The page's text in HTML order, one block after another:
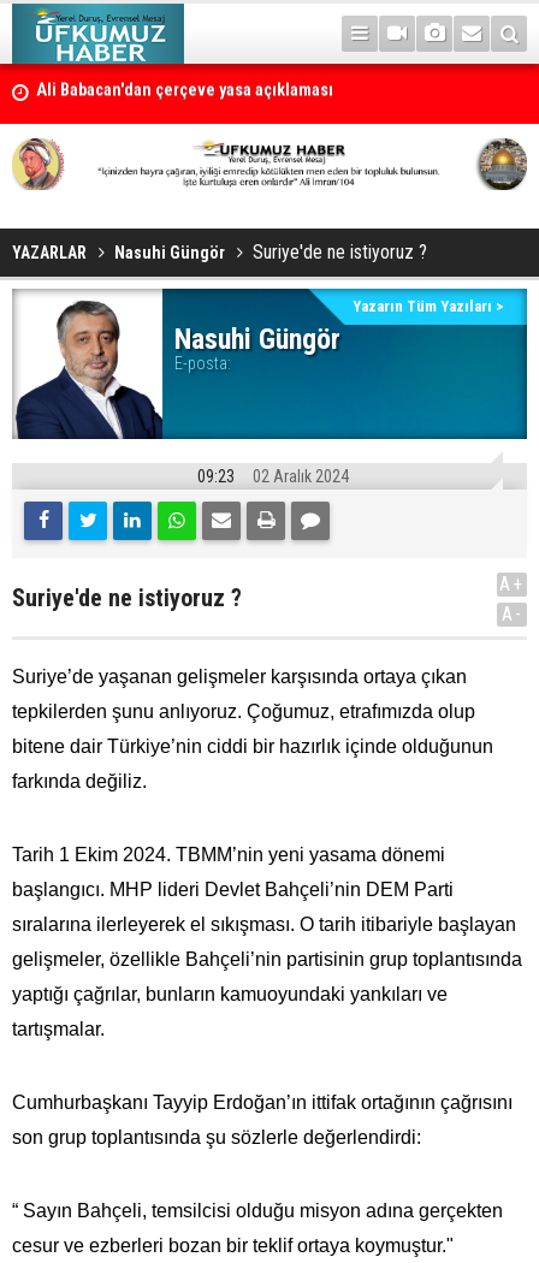
Ali Babacan'dan çerçeve yasa açıklaması
Petrol erzan bû
YAZARLAR Nasuhi Güngör Suriye'de ne istiyoruz ?
Nasuhi Güngör
E-posta:
Yazarın Tüm Yazıları >
09:23 02 Aralık 2024
Suriye'de ne istiyoruz ?
A+
A-
Suriye’de yaşanan gelişmeler karşısında ortaya çıkan
tepkilerden şunu anlıyoruz. Çoğumuz, etrafımızda olup
bitene dair Türkiye’nin ciddi bir hazırlık içinde olduğunun
farkında değiliz.
Tarih 1 Ekim 2024. TBMM’nin yeni yasama dönemi
başlangıcı. MHP lideri Devlet Bahçeli’nin DEM Parti
sıralarına ilerleyerek el sıkışması. O tarih itibariyle başlayan
gelişmeler, özellikle Bahçeli’nin partisinin grup toplantısında
yaptığı çağrılar, bunların kamuoyundaki yankıları ve
tartışmalar.
Cumhurbaşkanı Tayyip Erdoğan’ın ittifak ortağının çağrısını
son grup toplantısında şu sözlerle değerlendirdi:
“ Sayın Bahçeli, temsilcisi olduğu misyon adına gerçekten
cesur ve ezberleri bozan bir teklif ortaya koymuştur."